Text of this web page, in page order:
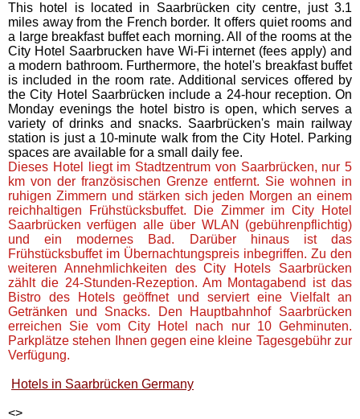
This hotel is located in Saarbrücken city centre, just 3.1
miles away from the French border. It offers quiet rooms and
a large breakfast buffet each morning. All of the rooms at the
City Hotel Saarbrucken have Wi-Fi internet (fees apply) and
a modern bathroom. Furthermore, the hotel's breakfast buffet
is included in the room rate. Additional services offered by
the City Hotel Saarbrücken include a 24-hour reception. On
Monday evenings the hotel bistro is open, which serves a
variety of drinks and snacks. Saarbrücken's main railway
station is just a 10-minute walk from the City Hotel. Parking
spaces are available for a small daily fee.
Dieses Hotel liegt im Stadtzentrum von Saarbrücken, nur 5
km von der französischen Grenze entfernt. Sie wohnen in
ruhigen Zimmern und stärken sich jeden Morgen an einem
reichhaltigen Frühstücksbuffet. Die Zimmer im City Hotel
Saarbrücken verfügen alle über WLAN (gebührenpflichtig)
und ein modernes Bad. Darüber hinaus ist das
Frühstücksbuffet im Übernachtungspreis inbegriffen. Zu den
weiteren Annehmlichkeiten des City Hotels Saarbrücken
zählt die 24-Stunden-Rezeption. Am Montagabend ist das
Bistro des Hotels geöffnet und serviert eine Vielfalt an
Getränken und Snacks. Den Hauptbahnhof Saarbrücken
erreichen Sie vom City Hotel nach nur 10 Gehminuten.
Parkplätze stehen Ihnen gegen eine kleine Tagesgebühr zur
Verfügung.
Hotels in Saarbrücken Germany
<>